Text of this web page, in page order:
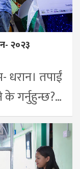
२०२३
धरान। तपाईं
गर्नुहुन्छ?…